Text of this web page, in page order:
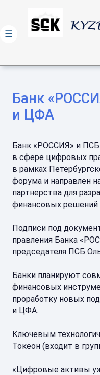
Банк
и ЦФА
Банк «РОССИЯ» и ПСБ
в сфере цифровых
в рамках
форума и направлен
партнерства для
финансовых решений
Подписи под
правления Банка
председателя ПСБ
Банки планируют
финансовых
проработку новых
и ЦФА.
Ключевым
Токеон (входит в
«Цифровые активы
☰